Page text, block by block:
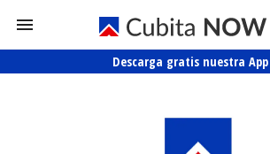
Descarga gratis nuestra App